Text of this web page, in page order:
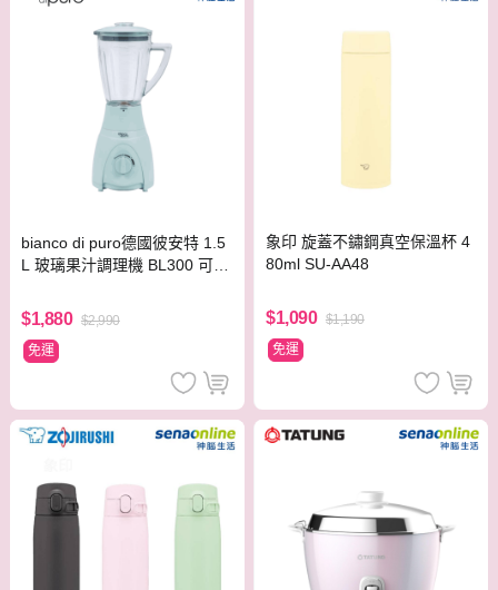
bianco di puro德國彼安特 1.5
L 玻璃果汁調理機 BL300 可製
$1,880 $2,990
免運
象印 旋蓋不鏽鋼真空保溫杯 4
80ml SU-AA48
$1,090 $1,190
免運